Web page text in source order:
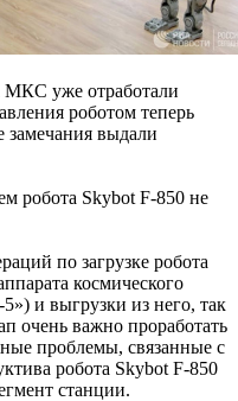
МКС уже отработали
роботом теперь
замечания выдали
робота Skybot F-850 не
по загрузке робота
космического
и выгрузки из него, так
очень важно проработать
проблемы, связанные с
робота Skybot F-850
станции.